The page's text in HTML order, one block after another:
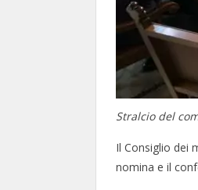
Stralcio del
Il Consiglio dei
nomina e il